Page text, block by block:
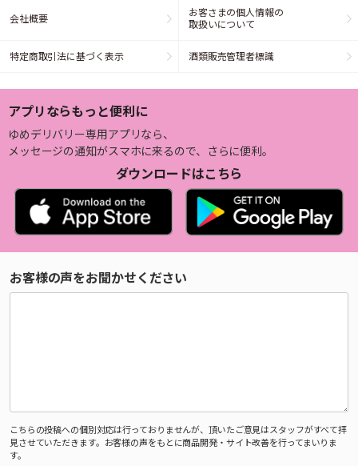
会社概要
お客さまの個人情報の
取扱いについて
特定商取引法に基づく表示 酒類販売管理者標識
アプリならもっと便利に
ゆめデリバリー専用アプリなら、
メッセージの通知がスマホに来るので、さらに便利。
ダウンロードはこちら
お客様の声をお聞かせください
こちらの投稿への個別対応は行っておりませんが、頂いたご意見はスタッフがすべて拝
見させていただきます。お客様の声をもとに商品開発・サイト改善を行ってまいりま
す。